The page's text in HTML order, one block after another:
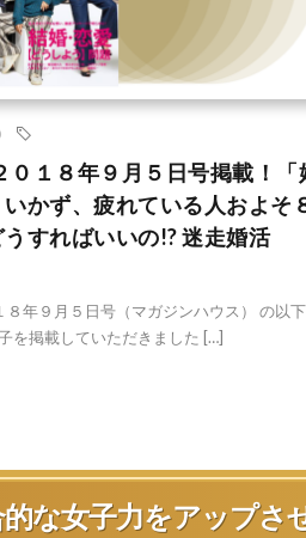
１８年９月５日号掲載！「
かず、疲れている人およそ
すればいいの!? 迷走婚活
８年９月５日号（マガジンハウス） の以
を掲載していただきました […]
な女子力をアップさ